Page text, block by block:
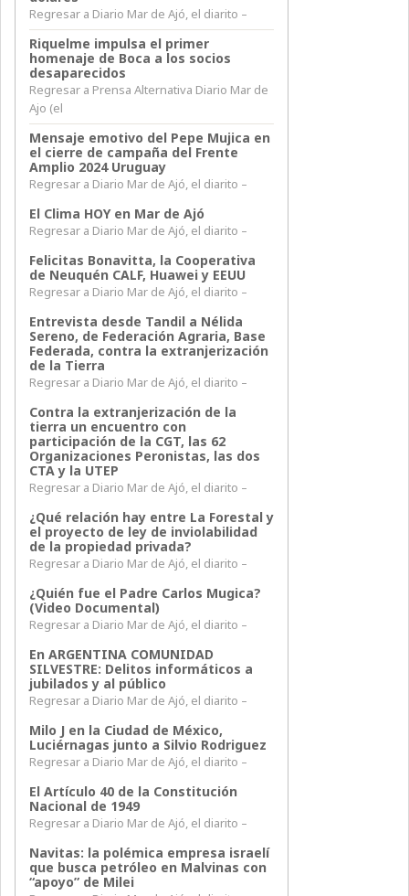
Regresar a Diario Mar de Ajó, el diarito –
Riquelme impulsa el primer
homenaje de Boca a los socios
desaparecidos
Regresar a Prensa Alternativa Diario Mar de
Ajo (el
Mensaje emotivo del Pepe Mujica en
el cierre de campaña del Frente
Amplio 2024 Uruguay
Regresar a Diario Mar de Ajó, el diarito –
El Clima HOY en Mar de Ajó
Regresar a Diario Mar de Ajó, el diarito –
Felicitas Bonavitta, la Cooperativa
de Neuquén CALF, Huawei y EEUU
Regresar a Diario Mar de Ajó, el diarito –
Entrevista desde Tandil a Nélida
Sereno, de Federación Agraria, Base
Federada, contra la extranjerización
de la Tierra
Regresar a Diario Mar de Ajó, el diarito –
Contra la extranjerización de la
tierra un encuentro con
participación de la CGT, las 62
Organizaciones Peronistas, las dos
CTA y la UTEP
Regresar a Diario Mar de Ajó, el diarito –
¿Qué relación hay entre La Forestal y
el proyecto de ley de inviolabilidad
de la propiedad privada?
Regresar a Diario Mar de Ajó, el diarito –
¿Quién fue el Padre Carlos Mugica?
(Video Documental)
Regresar a Diario Mar de Ajó, el diarito –
En ARGENTINA COMUNIDAD
SILVESTRE: Delitos informáticos a
jubilados y al público
Regresar a Diario Mar de Ajó, el diarito –
Milo J en la Ciudad de México,
Luciérnagas junto a Silvio Rodriguez
Regresar a Diario Mar de Ajó, el diarito –
El Artículo 40 de la Constitución
Nacional de 1949
Regresar a Diario Mar de Ajó, el diarito –
Navitas: la polémica empresa israelí
que busca petróleo en Malvinas con
“apoyo” de Milei